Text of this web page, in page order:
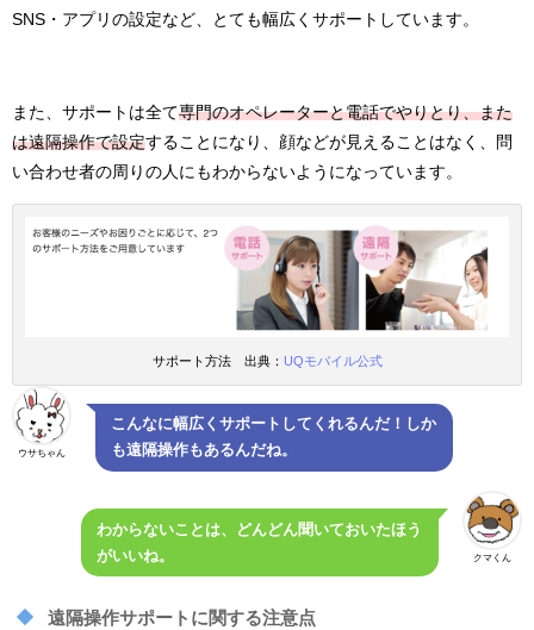
SNS・アプリの設定など、とても幅広くサポートしています。
また、サポートは全て専門のオペレーターと電話でやりとり、また
は遠隔操作で設定することになり、顔などが見えることはなく、問
い合わせ者の周りの人にもわからないようになっています。
サポート方法 出典： UQモバイル公式
ウサちゃん
こんなに幅広くサポートしてくれるんだ！しか
も遠隔操作もあるんだね。
クマくん
わからないことは、どんどん聞いておいたほう
がいいね。
遠隔操作サポートに関する注意点